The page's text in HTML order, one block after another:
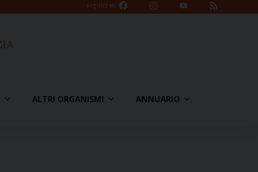
seguici su Facebook InstagramYouTube
Channel
ALTRI ORGANISMI
ANNUARIO